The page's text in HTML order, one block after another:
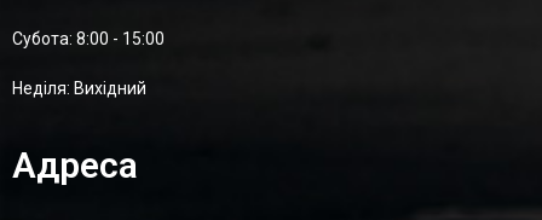
Суботa: 8:00 - 15:00
Неділя: Вихідний
Адреса